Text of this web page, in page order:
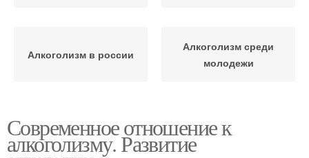
Алкоголизм в россии
Алкоголизм среди
молодежи
Современное отношение к
алкоголизму. Развитие